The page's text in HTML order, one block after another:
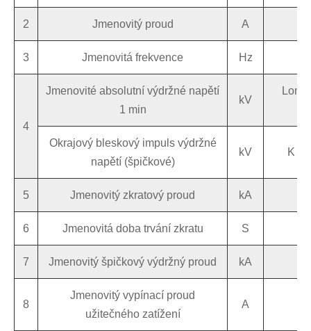
2 Jmenovitý proud A
3 Jmenovitá frekvence Hz
4
Jmenovité absolutní výdržné napětí
1 min
kV
Lom
Okrajový bleskový impuls výdržné
napětí (špičkové)
kV K
5 Jmenovitý zkratový proud kA
6 Jmenovitá doba trvání zkratu S
7 Jmenovitý špičkový výdržný proud kA
8
Jmenovitý vypínací proud
užitečného zatížení
A